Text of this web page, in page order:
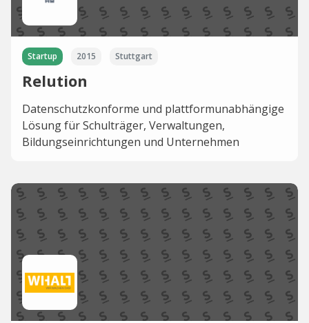
Startup 2015 Stuttgart
Relution
Datenschutzkonforme und plattformunabhängige
Lösung für Schulträger, Verwaltungen,
Bildungseinrichtungen und Unternehmen